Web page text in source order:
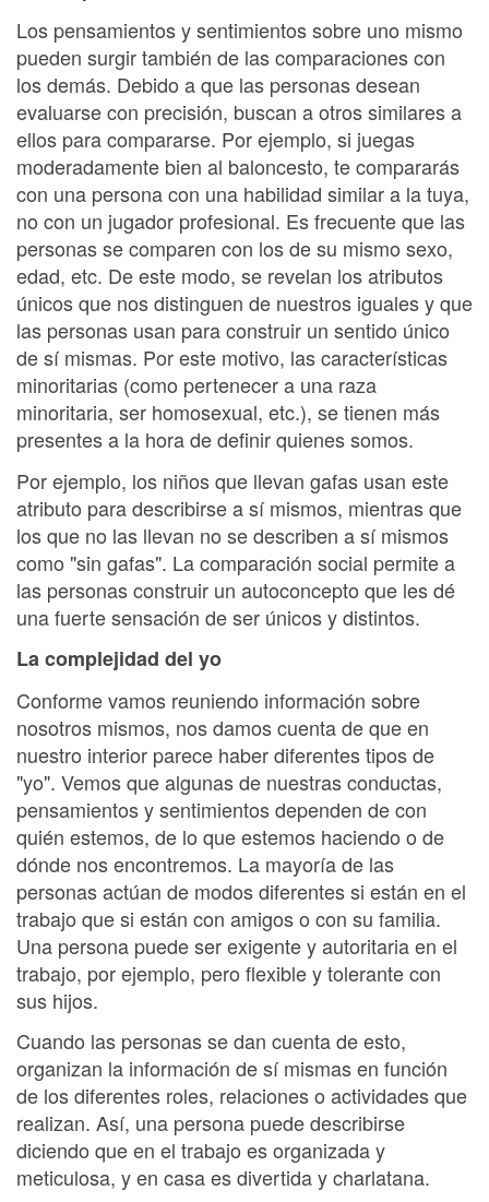
Los pensamientos y sentimientos sobre uno mismo
pueden surgir también de las comparaciones con
los demás. Debido a que las personas desean
evaluarse con precisión, buscan a otros similares a
ellos para compararse. Por ejemplo, si juegas
moderadamente bien al baloncesto, te compararás
con una persona con una habilidad similar a la tuya,
no con un jugador profesional. Es frecuente que las
personas se comparen con los de su mismo sexo,
edad, etc. De este modo, se revelan los atributos
únicos que nos distinguen de nuestros iguales y que
las personas usan para construir un sentido único
de sí mismas. Por este motivo, las características
minoritarias (como pertenecer a una raza
minoritaria, ser homosexual, etc.), se tienen más
presentes a la hora de definir quienes somos.
Por ejemplo, los niños que llevan gafas usan este
atributo para describirse a sí mismos, mientras que
los que no las llevan no se describen a sí mismos
como "sin gafas". La comparación social permite a
las personas construir un autoconcepto que les dé
una fuerte sensación de ser únicos y distintos.
La complejidad del yo
Conforme vamos reuniendo información sobre
nosotros mismos, nos damos cuenta de que en
nuestro interior parece haber diferentes tipos de
"yo". Vemos que algunas de nuestras conductas,
pensamientos y sentimientos dependen de con
quién estemos, de lo que estemos haciendo o de
dónde nos encontremos. La mayoría de las
personas actúan de modos diferentes si están en el
trabajo que si están con amigos o con su familia.
Una persona puede ser exigente y autoritaria en el
trabajo, por ejemplo, pero flexible y tolerante con
sus hijos.
Cuando las personas se dan cuenta de esto,
organizan la información de sí mismas en función
de los diferentes roles, relaciones o actividades que
realizan. Así, una persona puede describirse
diciendo que en el trabajo es organizada y
meticulosa, y en casa es divertida y charlatana.